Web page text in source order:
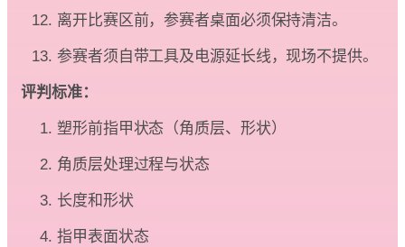
离开比赛区前，参赛者桌面必须保持清洁。
参赛者须自带工具及电源延长线，现场不提供。
评判标准：
塑形前指甲状态（角质层、形状）
角质层处理过程与状态
长度和形状
指甲表面状态